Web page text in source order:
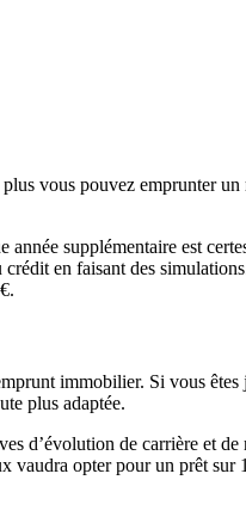
vous pouvez emprunter
supplémentaire est
en faisant des
immobilier. Si vous
plus adaptée.
d’évolution de carrière et
opter pour un prêt sur